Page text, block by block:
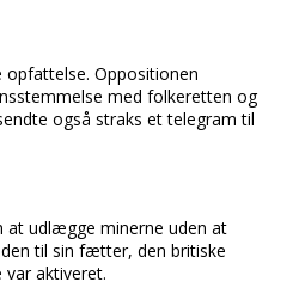
Oppositionen
med folkeretten og
også straks et telegram til
at udlægge minerne uden at
til sin fætter, den britiske
aktiveret.